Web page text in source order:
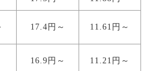
17.4円～ 11.61円～
16.9円～ 11.21円～